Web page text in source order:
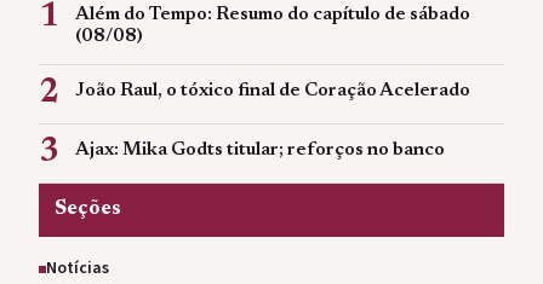
1
Além do Tempo: Resumo do capítulo de sábado
(08/08)
2 João Raul, o tóxico final de Coração Acelerado
3 Ajax: Mika Godts titular; reforços no banco
Seções
Notícias